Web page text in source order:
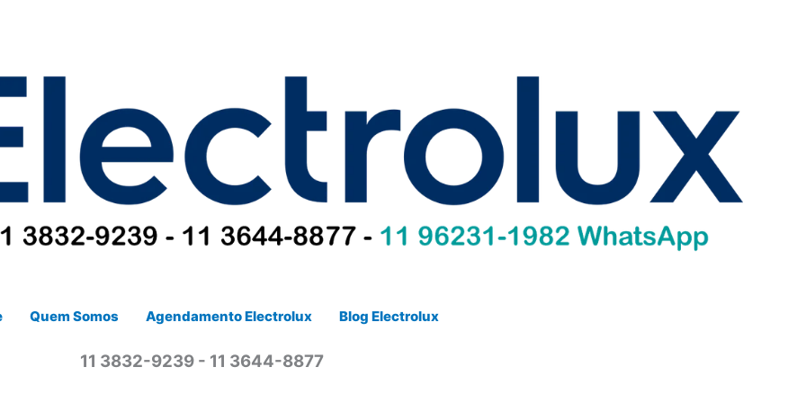
Quem Somos Agendamento Electrolux Blog Electrolux
11 3832-9239 - 11 3644-8877